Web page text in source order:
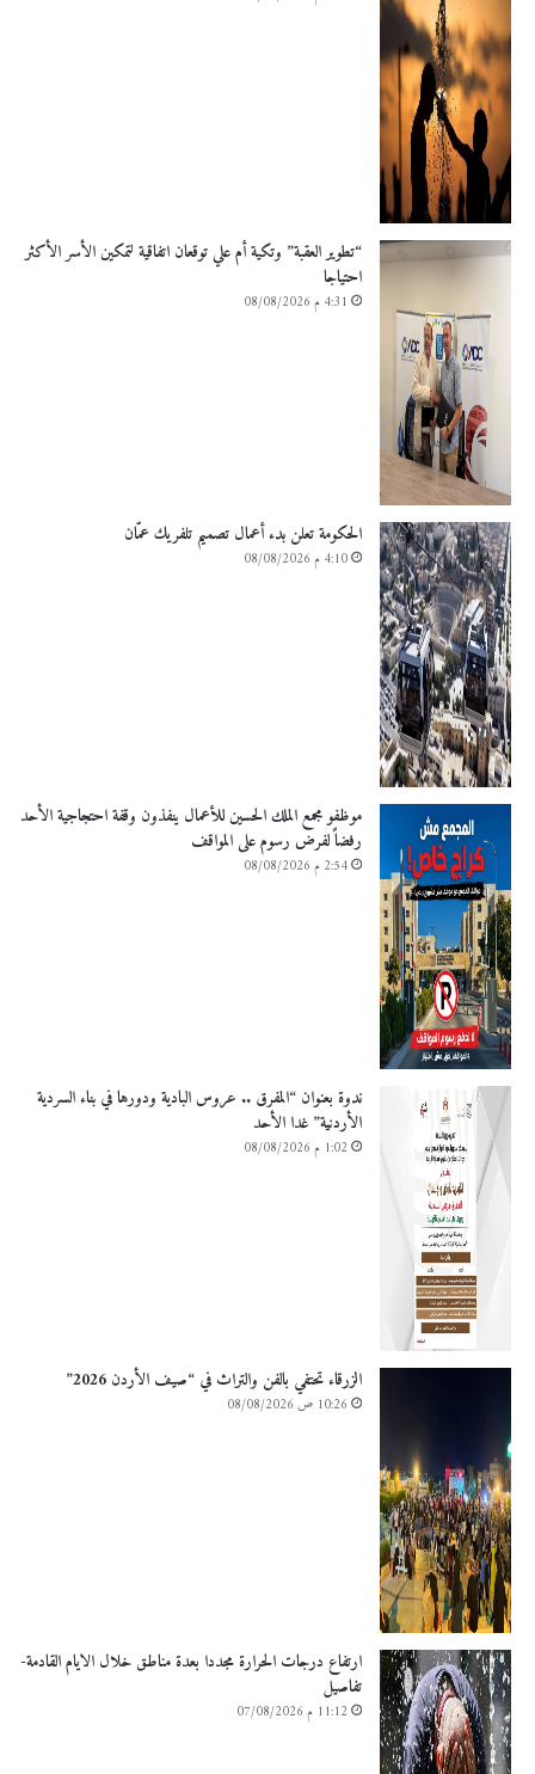
“تطوير العقبة” وتكية أم علي توقعان اتفاقية لتمكين الأسر الأكثر
احتياجا
4:31 م 08/08/2026
الحكومة تعلن بدء أعمال تصميم تلفريك عمّان
4:10 م 08/08/2026
موظفو مجمع الملك الحسين للأعمال ينفذون وقفة احتجاجية الأحد
رفضاً لفرض رسوم على المواقف
2:54 م 08/08/2026
ندوة بعنوان “المفرق .. عروس البادية ودورها في بناء السردية
الأردنية” غدا الأحد
1:02 م 08/08/2026
الزرقاء تحتفي بالفن والتراث في “صيف الأردن 2026”
10:26 ص 08/08/2026
ارتفاع درجات الحرارة مجددا بعدة مناطق خلال الايام القادمة-
تفاصيل
11:12 م 07/08/2026